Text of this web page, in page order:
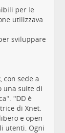
per le
utilizzava
sviluppare
, con sede a
una suite di
"DD è
di Xnet.
e open
utenti. Ogni